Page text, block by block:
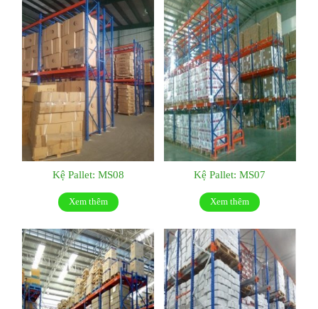
Kệ Pallet: MS08
Xem thêm
Kệ Pallet: MS07
Xem thêm